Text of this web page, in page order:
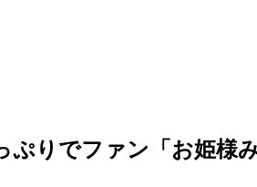
りでファン「お姫様み